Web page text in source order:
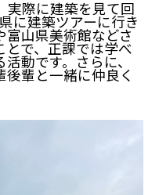
実際に建築を見て回
に建築ツアーに行き
富山県美術館などさ
とで、正課では学べ
動です。さらに、
輩と一緒に仲良く